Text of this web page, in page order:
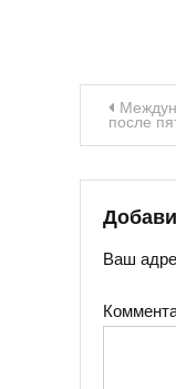
по
после
Ваш